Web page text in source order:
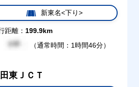
新東名<下り>
距離： 199.9km
（通常時間：1時間46分）
東ＪＣＴ